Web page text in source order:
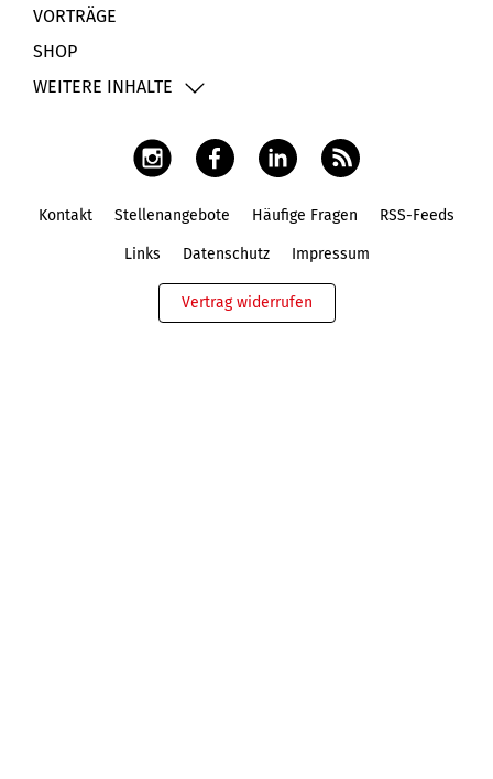
VORTRÄGE
SHOP
WEITERE INHALTE
Kontakt Stellenangebote Häufige Fragen RSS-Feeds
Links Datenschutz Impressum
Vertrag widerrufen